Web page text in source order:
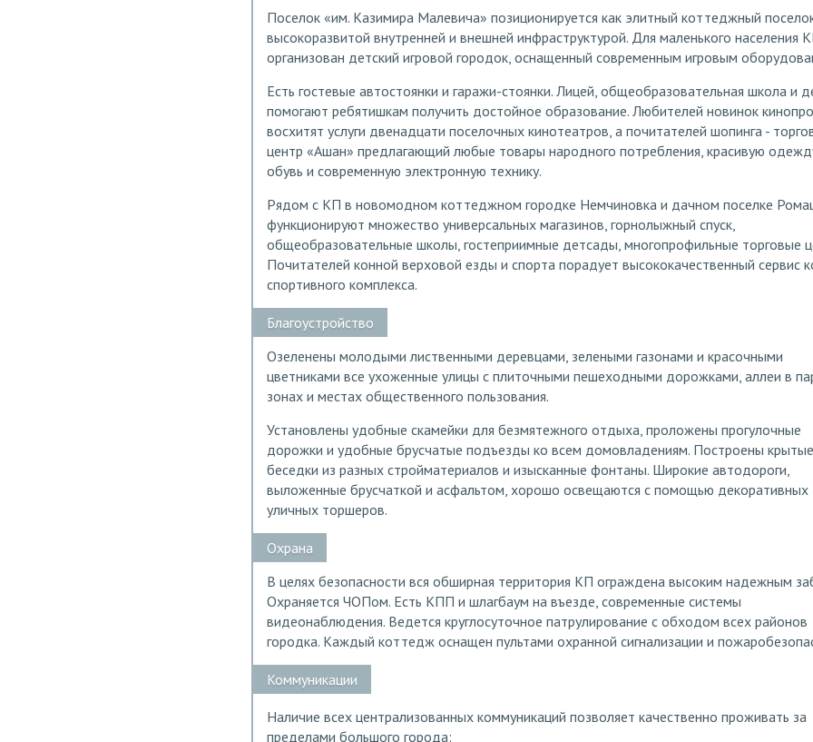
Поселок «им. Казимира Малевича» позиционируется как элитный коттеджный
высокоразвитой внутренней и внешней инфраструктурой. Для маленького населения
организован детский игровой городок, оснащенный современным игровым
Есть гостевые автостоянки и гаражи-стоянки. Лицей, общеобразовательная школа и
помогают ребятишкам получить достойное образование. Любителей новинок
восхитят услуги двенадцати поселочных кинотеатров, а почитателей шопинга -
центр «Ашан» предлагающий любые товары народного потребления, красивую
обувь и современную электронную технику.
Рядом с КП в новомодном коттеджном городке Немчиновка и дачном поселке
функционируют множество универсальных магазинов, горнолыжный спуск,
общеобразовательные школы, гостеприимные детсады, многопрофильные торговые
Почитателей конной верховой езды и спорта порадует высококачественный сервис
спортивного комплекса.
Благоустройство
Озеленены молодыми лиственными деревцами, зелеными газонами и красочными
цветниками все ухоженные улицы с плиточными пешеходными дорожками, аллеи в
зонах и местах общественного пользования.
Установлены удобные скамейки для безмятежного отдыха, проложены прогулочные
дорожки и удобные брусчатые подъезды ко всем домовладениям. Построены крытые
беседки из разных стройматериалов и изысканные фонтаны. Широкие автодороги,
выложенные брусчаткой и асфальтом, хорошо освещаются с помощью декоративных
уличных торшеров.
Охрана
В целях безопасности вся обширная территория КП ограждена высоким надежным
Охраняется ЧОПом. Есть КПП и шлагбаум на въезде, современные системы
видеонаблюдения. Ведется круглосуточное патрулирование с обходом всех районов
городка. Каждый коттедж оснащен пультами охранной сигнализации и
Коммуникации
Наличие всех централизованных коммуникаций позволяет качественно проживать за
пределами большого города: